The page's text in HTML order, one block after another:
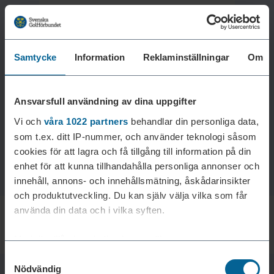
Samtycke Information Reklaminställningar Om
Ansvarsfull användning av dina uppgifter
Vi och våra 1022 partners behandlar din personliga data,
som t.ex. ditt IP-nummer, och använder teknologi såsom
cookies för att lagra och få tillgång till information på din
enhet för att kunna tillhandahålla personliga annonser och
innehåll, annons- och innehållsmätning, åskådarinsikter
och produktutveckling. Du kan själv välja vilka som får
använda din data och i vilka syften.
Med din tillåtelse skulle vi även vilja:
kan ha en noggrannhet på upp till flera meter
Nödvändig
Laddar reklam...